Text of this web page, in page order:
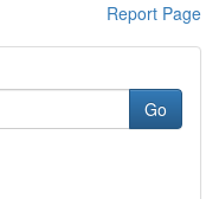
Report Page
Go